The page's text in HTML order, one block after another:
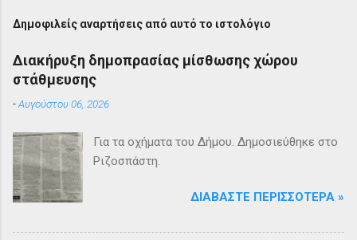
Δημοφιλείς αναρτήσεις από αυτό το ιστολόγιο
Διακήρυξη δημοπρασίας μίσθωσης χώρου
στάθμευσης
-Αυγούστου 06, 2026
Για τα οχήματα του Δήμου. Δημοσιεύθηκε στο
Ριζοσπάστη.
ΔΙΑΒΆΣΤΕ ΠΕΡΙΣΣΌΤΕΡΑ »